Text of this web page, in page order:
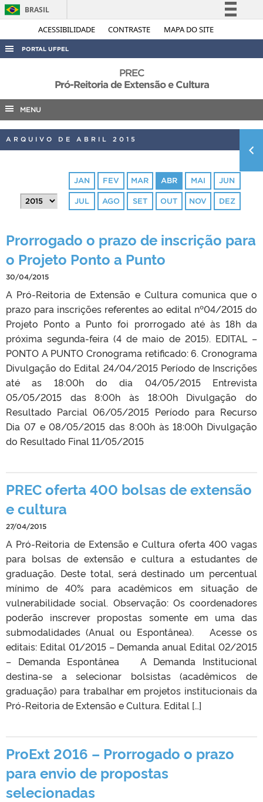
ACESSIBILIDADE CONTRASTE MAPA DO SITE
BRASIL
Simplifique!
Acesso à informação
Legislação
PORTAL UFPEL
AUDITORIA
COBALTO
CONCURSOS
PORTARIAS
PREC
Pró-Reitoria de Extensão e Cultura
MENU
ARQUIVO DE ABRIL 2015
JAN FEV MAR ABR MAI JUN
JUL AGO SET OUT NOV DEZ
Prorrogado o prazo de inscrição para
o Projeto Ponto a Punto
30/04/2015
A Pró-Reitoria de Extensão e Cultura comunica que o
prazo para inscrições referentes ao edital nº04/2015 do
Projeto Ponto a Punto foi prorrogado até às 18h da
próxima segunda-feira (4 de maio de 2015). EDITAL –
PONTO A PUNTO Cronograma retificado: 6. Cronograma
Divulgação do Edital 24/04/2015 Período de Inscrições
até as 18:00h do dia 04/05/2015 Entrevista
05/05/2015 das 8:00h às 18:00h Divulgação do
Resultado Parcial 06/05/2015 Período para Recurso
Dia 07 e 08/05/2015 das 8:00h às 18:00h Divulgação
do Resultado Final 11/05/2015
PREC oferta 400 bolsas de extensão
e cultura
27/04/2015
A Pró-Reitoria de Extensão e Cultura oferta 400 vagas
para bolsas de extensão e cultura a estudantes de
graduação. Deste total, será destinado um percentual
mínimo de 40% para acadêmicos em situação de
vulnerabilidade social. Observação: Os coordenadores
poderão inscrever propostas somente em uma das
submodalidades (Anual ou Espontânea). Acesse os
editais: Edital 01/2015 – Demanda anual Edital 02/2015
– Demanda Espontânea A Demanda Institucional
destina-se a selecionar bolsistas (acadêmicos de
graduação) para trabalhar em projetos institucionais da
Pró-Reitoria de Extensão e Cultura. Edital […]
ProExt 2016 – Prorrogado o prazo
para envio de propostas
selecionadas